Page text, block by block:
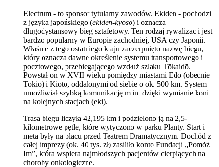
Electrum - to sponsor tytularny zawodów. Ekiden - pochodzi
z języka japońskiego (ekiden-kyōsō) i oznacza
długodystansowy bieg sztafetowy. Ten rodzaj rywalizacji jest
bardzo popularny w Europie zachodniej, USA czy Japonii.
Właśnie z tego ostatniego kraju zaczerpnięto nazwę biegu,
który oznacza dawne określenie systemu transportowego i
pocztowego, przebiegającego wzdłuż szlaku Tōkaidō.
Powstał on w XVII wieku pomiędzy miastami Edo (obecnie
Tokio) i Kioto, oddalonymi od siebie o ok. 500 km. System
umożliwiał szybką komunikację m.in. dzięki wymianie koni
na kolejnych stacjach (eki).
Trasa biegu liczyła 42,195 km i podzielono ją na 2,5-
kilometrowe pętle, które wytyczono w parku Planty. Start i
meta były na placu przed Teatrem Dramatycznym. Dochód z
całej imprezy (ok. 40 tys. zł) zasiliło konto Fundacji „Pomóż
Im”, która wspiera najmłodszych pacjentów cierpiących na
choroby onkologiczne.